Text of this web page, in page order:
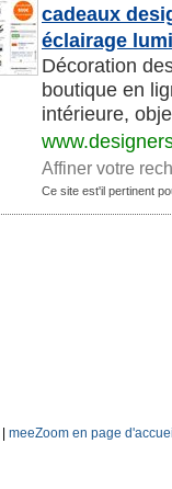
cadeaux
éclairage
Décoration
boutique en
intérieure,
Affiner votre
Ce site est'il pertinent
meeZoom en page